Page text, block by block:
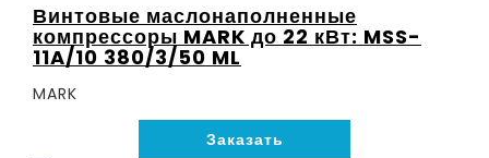
Винтовые маслонаполненные
компрессоры MARK до 22 кВт: MSS-
11A/10 380/3/50 ML
MARK
Заказать